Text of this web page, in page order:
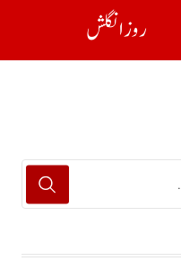
روز انگلش